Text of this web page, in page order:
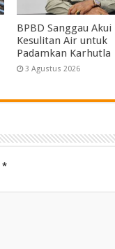
BPBD Sanggau Akui
Kesulitan Air untuk
Padamkan Karhutla
3 Agustus 2026
*